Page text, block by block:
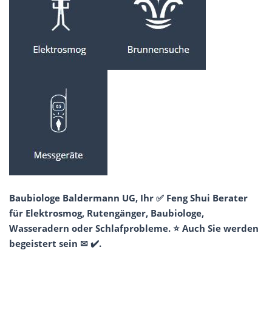
Baubiologe Baldermann UG, Ihr ✅ Feng Shui Berater
für Elektrosmog, Rutengänger, Baubiologe,
Wasseradern oder Schlafprobleme. ⭐ Auch Sie werden
begeistert sein ✉ ✔️.